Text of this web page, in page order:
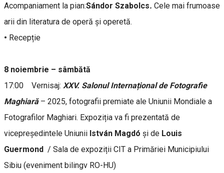
Acompaniament la pian:Sándor Szabolcs. Cele mai frumoase
arii din literatura de operă și operetă.
• Recepție
8 noiembrie – sâmbătă
17:00 Vernisaj: XXV. Salonul Internațional de Fotografie
Maghiară– 2025, fotografii premiate ale Uniunii Mondiale a
Fotografilor Maghiari. Expoziția va fi prezentată de
vicepreședintele Uniunii István Magdó și de Louis
Guermond / Sala de expoziții CIT a Primăriei Municipiului
Sibiu (eveniment bilingv RO-HU)